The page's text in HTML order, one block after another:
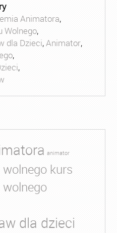
Animatora,
Wolnego,
dla Dzieci,Animator,
,
,
animator
kurs
dla dzieci